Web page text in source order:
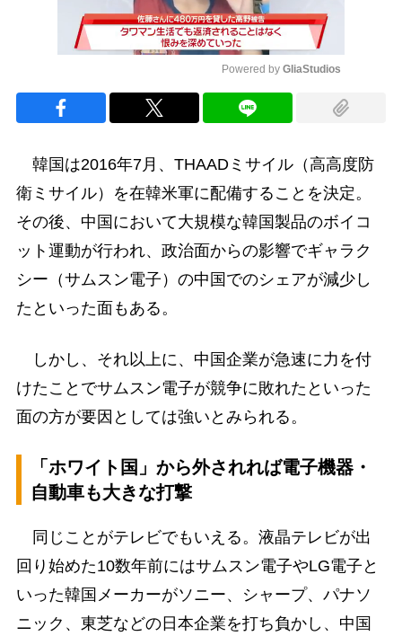
Powered by GliaStudios
韓国は2016年7月、THAADミサイル（高高度防
衛ミサイル）を在韓米軍に配備することを決定。
その後、中国において大規模な韓国製品のボイコ
ット運動が行われ、政治面からの影響でギャラク
シー（サムスン電子）の中国でのシェアが減少し
たといった面もある。
しかし、それ以上に、中国企業が急速に力を付
けたことでサムスン電子が競争に敗れたといった
面の方が要因としては強いとみられる。
「ホワイト国」から外されれば電子機器・
自動車も大きな打撃
同じことがテレビでもいえる。液晶テレビが出
回り始めた10数年前にはサムスン電子やLG電子と
いった韓国メーカーがソニー、シャープ、パナソ
ニック、東芝などの日本企業を打ち負かし、中国